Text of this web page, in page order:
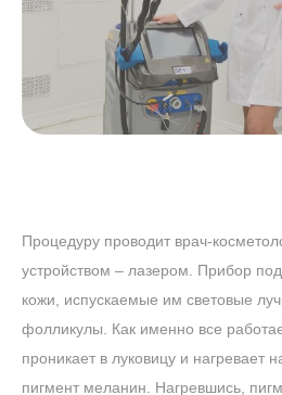
Процедуру проводит врач-
устройством – лазером. Прибор
кожи, испускаемые им световые
фолликулы. Как именно все
проникает в луковицу и нагревает
пигмент меланин. Нагревшись,